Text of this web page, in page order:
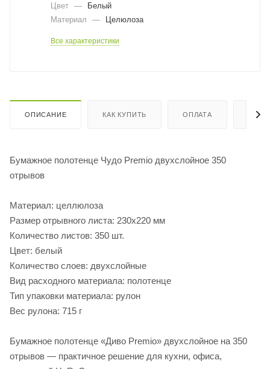
Цвет —
Белый
Материал
— Целюлоза
Все характеристики
ОПИСАНИЕ КАК КУПИТЬ ОПЛАТА
Бумажное полотенце Чудо Premio двухслойное 350
отрывов
Материал: целлюлоза
Размер отрывного листа: 230х220 мм
Количество листов: 350 шт.
Цвет: белый
Количество слоев: двухслойные
Вид расходного материала: полотенце
Тип упаковки материала: рулон
Вес рулона: 715 г
Бумажное полотенце «Диво Premio» двухслойное на 350
отрывов — практичное решение для кухни, офиса,